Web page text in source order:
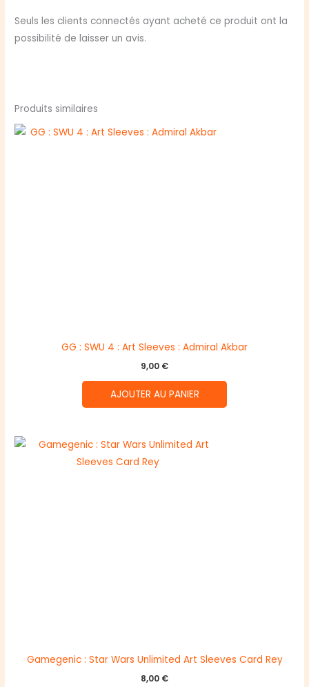
Seuls les clients connectés ayant acheté ce produit ont la
possibilité de laisser un avis.
Produits similaires
GG : SWU 4 : Art Sleeves : Admiral Akbar
9,00 €
AJOUTER AU PANIER
Gamegenic : Star Wars Unlimited Art Sleeves Card Rey
8,00 €